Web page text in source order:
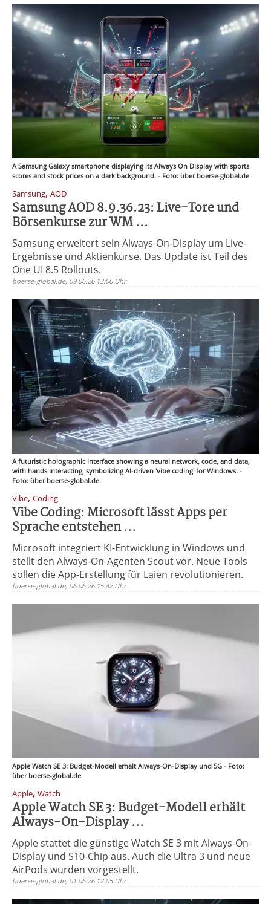
A Samsung Galaxy smartphone displaying its Always On Display with sports
scores and stock prices on a dark background. - Foto: über boerse-global.de
Samsung, AOD
Samsung AOD 8.9.36.23: Live-Tore und
Börsenkurse zur WM ...
Samsung erweitert sein Always-On-Display um Live-
Ergebnisse und Aktienkurse. Das Update ist Teil des
One UI 8.5 Rollouts.
boerse-global.de, 09.06.26 13:06 Uhr
A futuristic holographic interface showing a neural network, code, and data,
with hands interacting, symbolizing AI-driven 'vibe coding' for Windows. -
Foto: über boerse-global.de
Vibe, Coding
Vibe Coding: Microsoft lässt Apps per
Sprache entstehen ...
Microsoft integriert KI-Entwicklung in Windows und
stellt den Always-On-Agenten Scout vor. Neue Tools
sollen die App-Erstellung für Laien revolutionieren.
boerse-global.de, 06.06.26 15:42 Uhr
Apple Watch SE 3: Budget-Modell erhält Always-On-Display und 5G - Foto:
über boerse-global.de
Apple, Watch
Apple Watch SE 3: Budget-Modell erhält
Always-On-Display ...
Apple stattet die günstige Watch SE 3 mit Always-On-
Display und S10-Chip aus. Auch die Ultra 3 und neue
AirPods wurden vorgestellt.
boerse-global.de, 01.06.26 12:05 Uhr